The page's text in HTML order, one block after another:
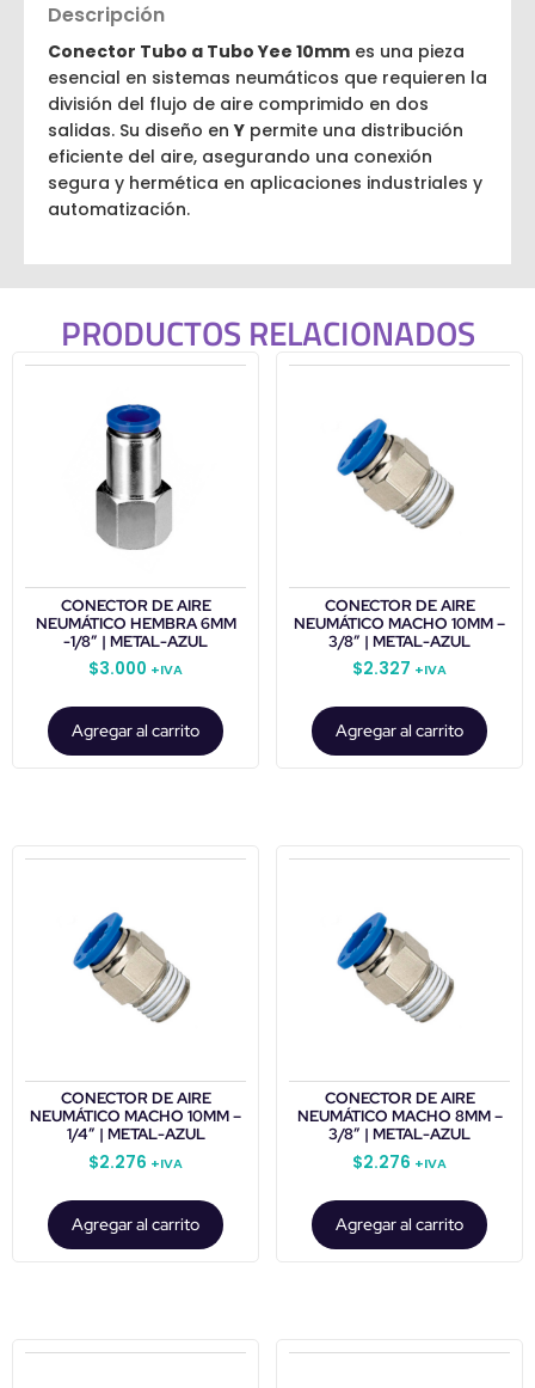
Descripción
Conector Tubo a Tubo Yee 10mm es una pieza
esencial en sistemas neumáticos que requieren la
división del flujo de aire comprimido en dos
salidas. Su diseño enY permite una distribución
eficiente del aire, asegurando una conexión
segura y hermética en aplicaciones industriales y
automatización.
PRODUCTOS RELACIONADOS
CONECTOR DE AIRE
NEUMÁTICO HEMBRA 6MM
-1/8″ | METAL-AZUL
$3.000 +IVA
Agregar al carrito
CONECTOR DE AIRE
NEUMÁTICO MACHO 10MM –
3/8″ | METAL-AZUL
$2.327 +IVA
Agregar al carrito
CONECTOR DE AIRE
NEUMÁTICO MACHO 10MM –
1/4″ | METAL-AZUL
$2.276 +IVA
Agregar al carrito
CONECTOR DE AIRE
NEUMÁTICO MACHO 8MM –
3/8″ | METAL-AZUL
$2.276 +IVA
Agregar al carrito